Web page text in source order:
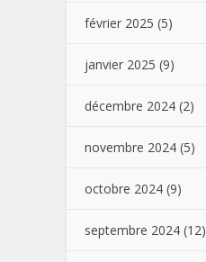
février 2025 (5)
janvier 2025 (9)
décembre 2024 (2)
novembre 2024 (5)
octobre 2024 (9)
septembre 2024 (12)